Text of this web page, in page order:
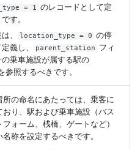
= 1 のレコードとして定
す。
、
location_type = 0 の停
義し、
parent_station
フィ
乗車施設が属する駅の
参照するべきです。
の命名にあたっては、乗客に
おり、駅および乗車施設（バス
ォーム、桟橋、ゲートなど）
称を設定するべきです。